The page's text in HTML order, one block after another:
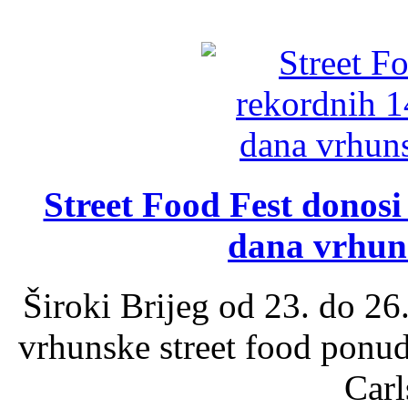
Street Food Fest
dana
Široki Brijeg od 23. do
vrhunske street food